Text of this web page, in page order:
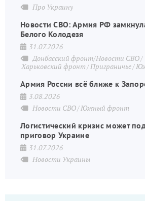
Про Украину
Новости СВО: Армия РФ
Белого Колодезя
31.07.2026
Донбасский фронт/Новости СВО
Харьковский фронт Приграничье
Армия России всё ближе к
3.08.2026
Новости СВО Южный фронт
Логистический кризис может
приговор Украине
31.07.2026
Новости Украины